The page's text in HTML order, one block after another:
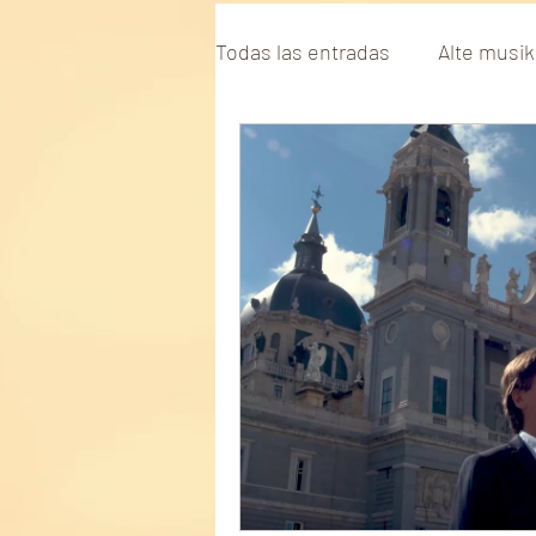
Todas las entradas Alte musik
Musikwissenschaft
hochschule für musik
Spanische Fandango
Sonaten für Hammerklavier
Beethovens Zeitgenosse